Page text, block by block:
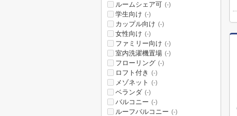
ルームシェア可 (-)
学生向け (-)
カップル向け (-)
女性向け (-)
ファミリー向け (-)
室内洗濯機置場 (-)
フローリング (-)
ロフト付き (-)
メゾネット (-)
ベランダ (-)
バルコニー (-)
ルーフバルコニー (-)